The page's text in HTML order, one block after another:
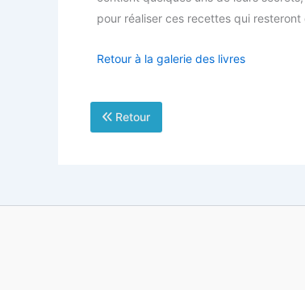
pour réaliser ces recettes qui
Retour à la galerie des livres
Retour